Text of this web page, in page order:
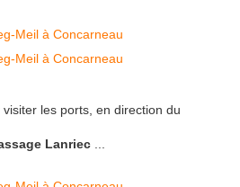
les ports, en direction du
Lanriec